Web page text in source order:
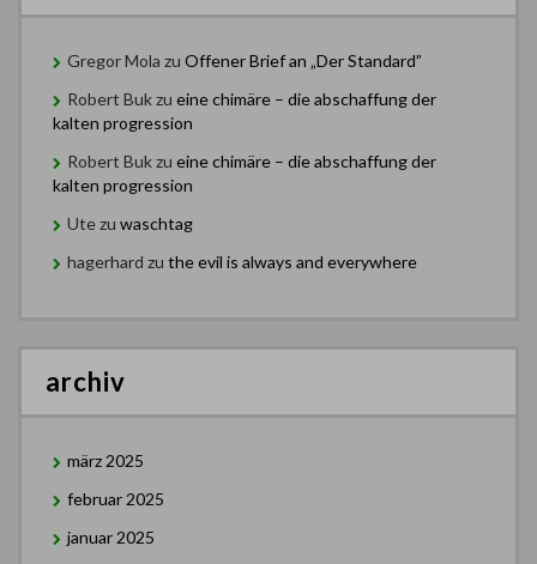
Gregor Mola zu Offener Brief an „Der Standard”
Robert Bukzu eine chimäre – die abschaffung der
kalten progression
Robert Bukzu eine chimäre – die abschaffung der
kalten progression
Utezu waschtag
hagerhard zu the evil is always and everywhere
archiv
märz 2025
februar 2025
januar 2025